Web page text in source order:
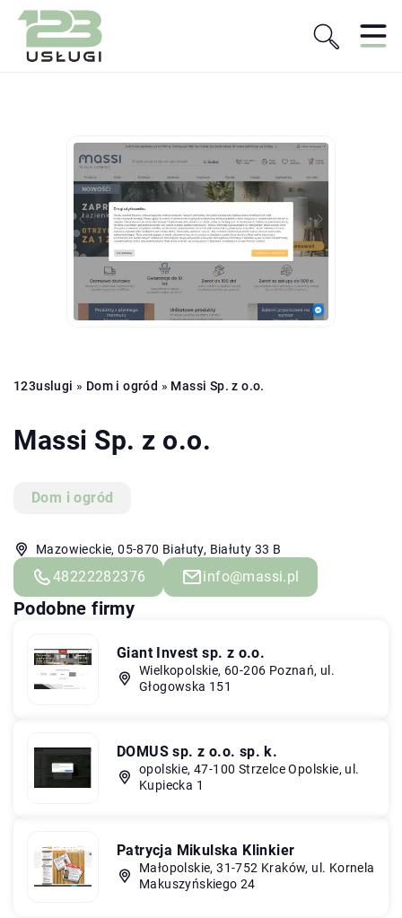
123uslugi » Dom i ogród » Massi Sp. z o.o.
Massi Sp. z o.o.
Dom i ogród
Mazowieckie, 05-870 Białuty, Białuty 33 B
48222282376 info@massi.pl
Podobne firmy
Giant Invest sp. z o.o.
Wielkopolskie, 60-206 Poznań, ul.
Głogowska 151
DOMUS sp. z o.o. sp. k.
opolskie, 47-100 Strzelce Opolskie, ul.
Kupiecka 1
Patrycja Mikulska Klinkier
Małopolskie, 31-752 Kraków, ul. Kornela
Makuszyńskiego 24